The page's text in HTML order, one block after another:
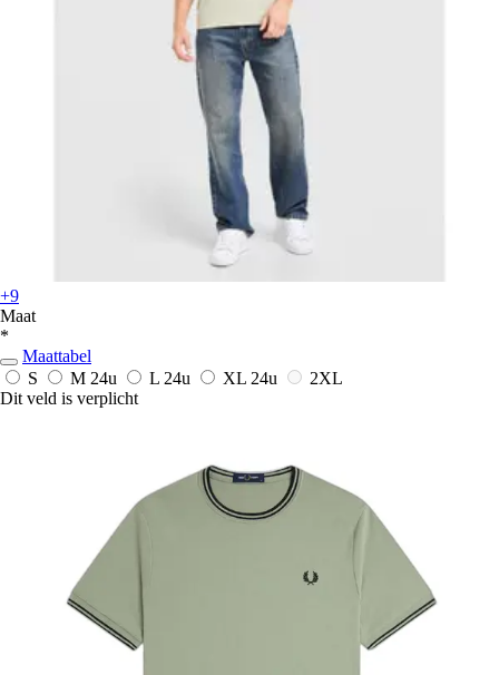
+9
Maat
*
Maattabel
S
M 24u L 24u XL 24u
2XL
Dit veld is verplicht